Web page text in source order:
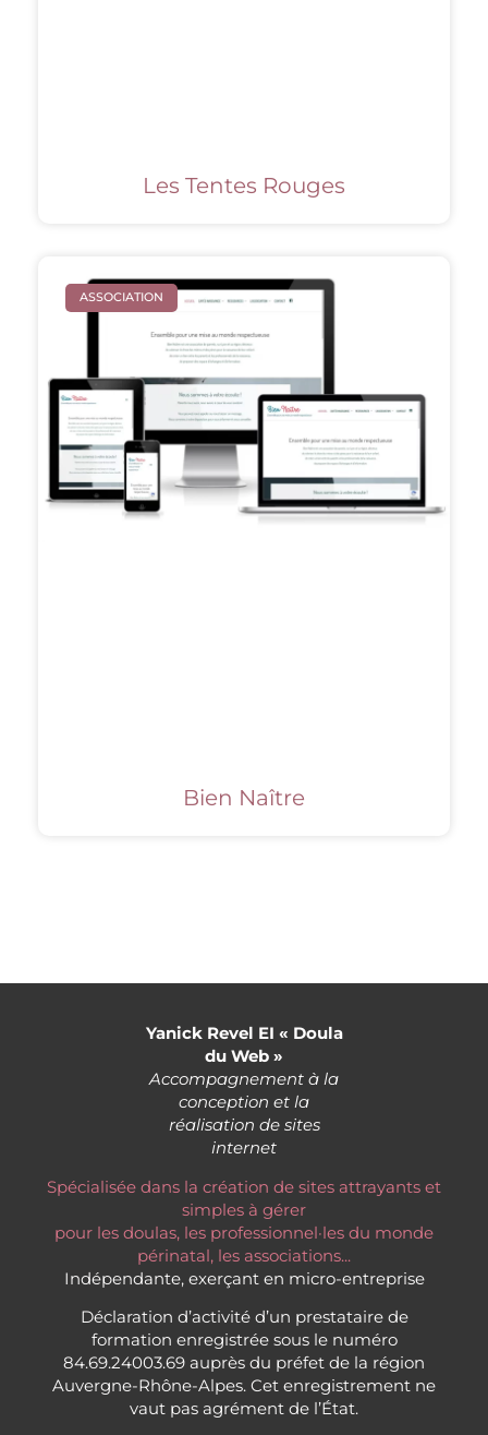
Les Tentes Rouges
ASSOCIATION
Bien Naître
Yanick Revel EI « Doula
du Web »
Accompagnement à la
conception et la
réalisation de sites
internet
Spécialisée dans la création de sites attrayants et
simples à gérer
pour les doulas, les professionnel·les du monde
périnatal, les associations...
Indépendante, exerçant en micro-entreprise
Déclaration d’activité d’un prestataire de
formation enregistrée sous le numéro
84.69.24003.69 auprès du préfet de la région
Auvergne-Rhône-Alpes. Cet enregistrement ne
vaut pas agrément de l’État.